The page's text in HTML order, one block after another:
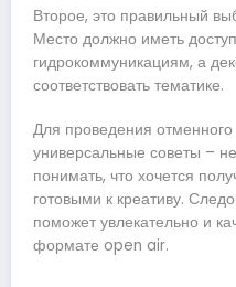
Второе, это правильный
Место должно иметь
гидрокоммуникациям, а
соответствовать тематике.
Для проведения
универсальные советы –
понимать, что хочется
готовыми к креативу.
поможет увлекательно и
формате open air.